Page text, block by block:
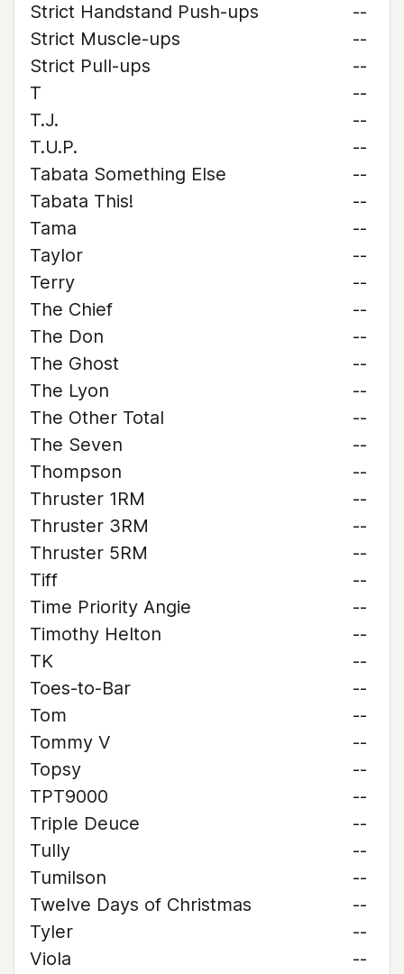
Strict Handstand Push-ups
--
Strict Muscle-ups
--
Strict Pull-ups
--
T
--
T.J.
--
T.U.P.
--
Tabata Something Else
--
Tabata This!
--
Tama
--
Taylor
--
Terry
--
The Chief
--
The Don
--
The Ghost
--
The Lyon
--
The Other Total
--
The Seven
--
Thompson
--
Thruster 1RM
--
Thruster 3RM
--
Thruster 5RM
--
Tiff
--
Time Priority Angie
--
Timothy Helton
--
TK
--
Toes-to-Bar
--
Tom
--
Tommy V
--
Topsy
--
TPT9000
--
Triple Deuce
--
Tully
--
Tumilson
--
Twelve Days of Christmas
--
Tyler
--
Viola
--